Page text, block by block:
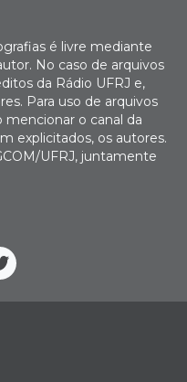
é livre mediante
No caso de arquivos
da Rádio UFRJ e,
Para uso de arquivos
mencionar o canal da
explicitados, os autores.
UFRJ, juntamente